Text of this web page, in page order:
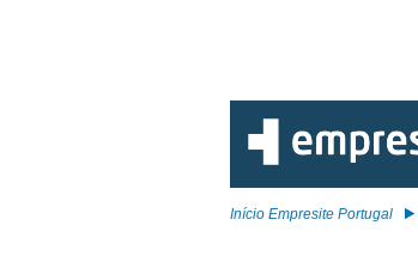
Início Empresite Portugal